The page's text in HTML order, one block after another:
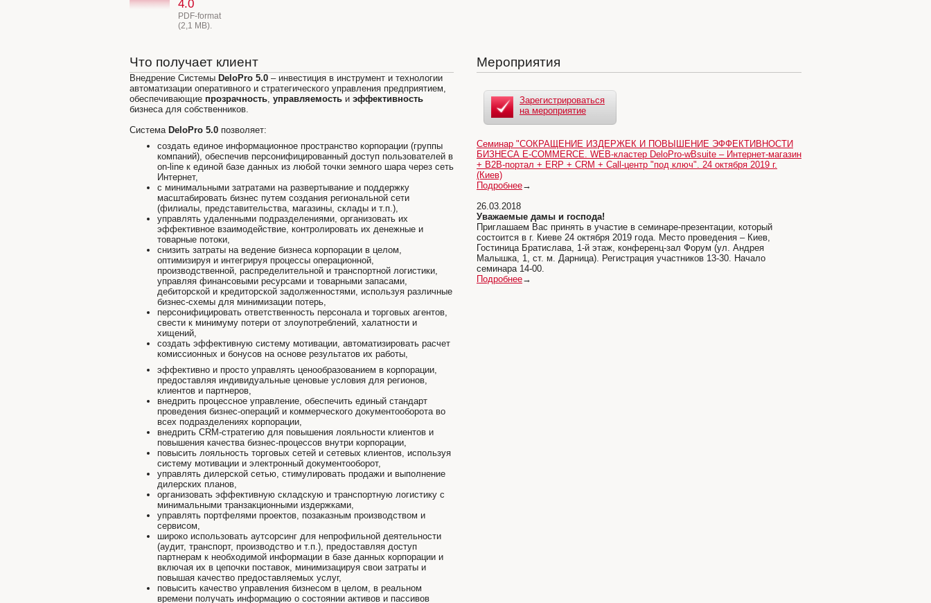
4.0
PDF-format
(2,1 MB).
Что получает клиент
Внедрение Системы DeloPro 5.0 – инвестиция в инструмент и технологии
автоматизации оперативного и стратегического управления предприятием,
обеспечивающие прозрачность, управляемость и эффективность
бизнеса для собственников.
Система DeloPro 5.0 позволяет:
создать единое информационное пространство корпорации (группы
компаний), обеспечив персонифицированный доступ пользователей в
on-line к единой базе данных из любой точки земного шара через сеть
Интернет,
с минимальными затратами на развертывание и поддержку
масштабировать бизнес путем создания региональной сети
(филиалы, представительства, магазины, склады и т.п.),
управлять удаленными подразделениями, организовать их
эффективное взаимодействие, контролировать их денежные и
товарные потоки,
снизить затраты на ведение бизнеса корпорации в целом,
оптимизируя и интегрируя процессы операционной,
производственной, распределительной и транспортной логистики,
управляя финансовыми ресурсами и товарными запасами,
дебиторской и кредиторской задолженностями, используя различные
бизнес-схемы для минимизации потерь,
персонифицировать ответственность персонала и торговых агентов,
свести к минимуму потери от злоупотреблений, халатности и
хищений,
создать эффективную систему мотивации, автоматизировать расчет
комиссионных и бонусов на основе результатов их работы,
эффективно и просто управлять ценообразованием в корпорации,
предоставляя индивидуальные ценовые условия для регионов,
клиентов и партнеров,
внедрить процессное управление, обеспечить единый стандарт
проведения бизнес-операций и коммерческого документооборота во
всех подразделениях корпорации,
внедрить CRM-стратегию для повышения лояльности клиентов и
повышения качества бизнес-процессов внутри корпорации,
повысить лояльность торговых сетей и сетевых клиентов, используя
систему мотивации и электронный документооборот,
управлять дилерской сетью, стимулировать продажи и выполнение
дилерских планов,
организовать эффективную складскую и транспортную логистику с
минимальными транзакционными издержками,
управлять портфелями проектов, позаказным производством и
сервисом,
широко использовать аутсорсинг для непрофильной деятельности
(аудит, транспорт, производство и т.п.), предоставляя доступ
партнерам к необходимой информации в базе данных корпорации и
включая их в цепочки поставок, минимизацируя свои затраты и
повышая качество предоставляемых услуг,
повысить качество управления бизнесом в целом, в реальном
времени получать информацию о состоянии активов и пассивов
Мероприятия
Зарегистрироваться
на мероприятие
Семинар "СОКРАЩЕНИЕ ИЗДЕРЖЕК И ПОВЫШЕНИЕ ЭФФЕКТИВНОСТИ
БИЗНЕСА E-COMMERCE. WEB-кластер DeloPro-wBsuite – Интернет-магазин
+ В2В-портал + ERP + CRM + Call-центр "под ключ". 24 октября 2019 г.
(Киев)
Подробнее→
26.03.2018
Уважаемые дамы и господа!
Приглашаем Вас принять в участие в семинаре-презентации, который
состоится в г. Киеве 24 октября 2019 года. Место проведения – Киев,
Гостиница Братислава, 1-й этаж, конференц-зал Форум (ул. Андрея
Малышка, 1, ст. м. Дарница). Регистрация участников 13-30. Начало
семинара 14-00.
Подробнее→